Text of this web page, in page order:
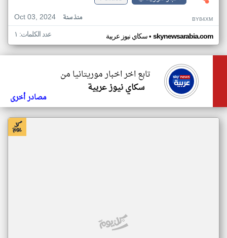
Oct 03, 2024
منذ سنة BY84XM
سكاي نيوز عربية• skynewsarabia.com عدد الكلمات: ١
تابع اخر اخبار موريتانيا من
سكاي نيوز عربية
مصادر أخرى